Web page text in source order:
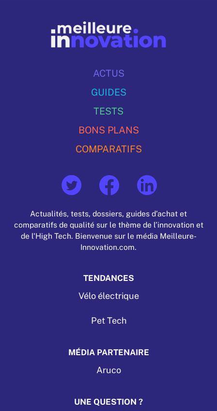
ACTUS
GUIDES
TESTS
BONS PLANS
COMPARATIFS
Actualités, tests, dossiers, guides d’achat et
comparatifs de qualité sur le thème de l’innovation et
de l'High Tech. Bienvenue sur le média Meilleure-
Innovation.com.
TENDANCES
Vélo électrique
Pet Tech
MÉDIA PARTENAIRE
Aruco
UNE QUESTION ?